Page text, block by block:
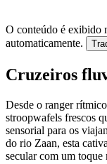
O conteúdo é exibido
automaticamente.
Cruzeiros
Desde o ranger
stroopwafels frescos
sensorial para os
do rio Zaan, esta
secular com um toque